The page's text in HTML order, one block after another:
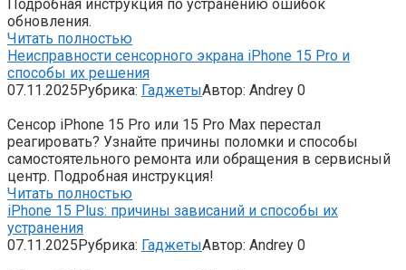
Подробная инструкция по устранению ошибок
обновления.
Читать полностью
Неисправности сенсорного экрана iPhone 15 Pro и
способы их решения
07.11.2025Рубрика: ГаджетыАвтор: Andrey 0
Сенсор iPhone 15 Pro или 15 Pro Max перестал
реагировать? Узнайте причины поломки и способы
самостоятельного ремонта или обращения в сервисный
центр. Подробная инструкция!
Читать полностью
iPhone 15 Plus: причины зависаний и способы их
устранения
07.11.2025Рубрика: ГаджетыАвтор: Andrey 0